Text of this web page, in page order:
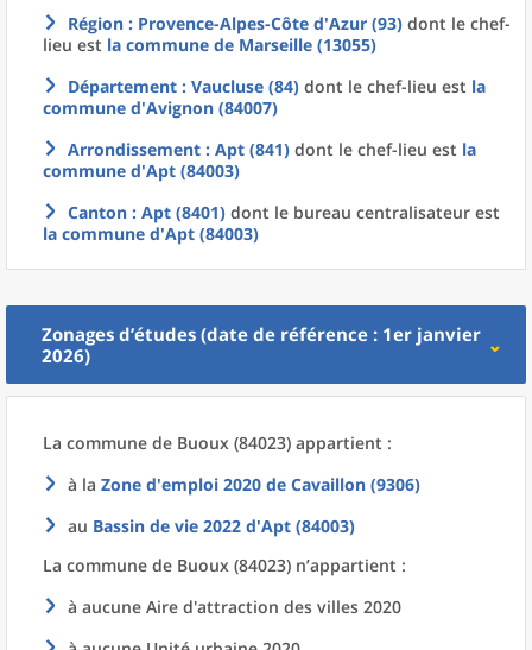
Région : Provence-Alpes-Côte d'Azur (93) dont le chef-
lieu est la commune de Marseille (13055)
Département : Vaucluse (84) dont le chef-lieu est la
commune d'Avignon (84007)
Arrondissement : Apt (841) dont le chef-lieu est la
commune d'Apt (84003)
Canton : Apt (8401) dont le bureau centralisateur est
la commune d'Apt (84003)
Zonages d’études (date de référence : 1er janvier
2026)
La commune de Buoux (84023) appartient :
à la Zone d'emploi 2020 de Cavaillon (9306)
au Bassin de vie 2022 d'Apt (84003)
La commune de Buoux (84023) n’appartient :
à aucune Aire d'attraction des villes 2020